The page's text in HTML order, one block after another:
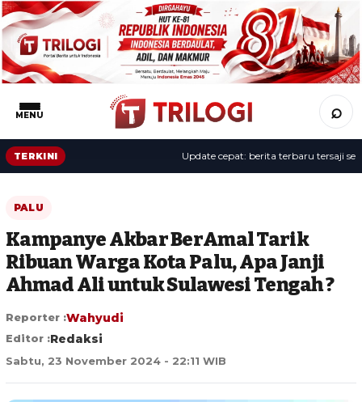
MENU ⌕
TERKINI Update cepat: berita terbaru tersaji
PALU
Kampanye Akbar BerAmal Tarik
Ribuan Warga Kota Palu, Apa Janji
Ahmad Ali untuk Sulawesi Tengah ?
Reporter :Wahyudi
Editor :Redaksi
Sabtu, 23 November 2024 - 22:11 WIB